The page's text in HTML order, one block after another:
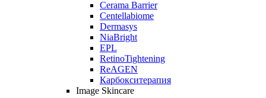
Cerama Barrier
Centellabiome
Dermasys
NiaBright
EPL
RetinoTightening
ReAGEN
Карбокситерапия
Image Skincare